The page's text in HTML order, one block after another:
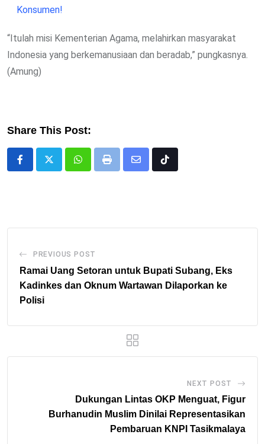
Konsumen!
“Itulah misi Kementerian Agama, melahirkan masyarakat
Indonesia yang berkemanusiaan dan beradab,” pungkasnya.
(Amung)
Share This Post:
WhatsappPrint
Share
Tiktok
PREVIOUS POST
Ramai Uang Setoran untuk Bupati Subang, Eks
Kadinkes dan Oknum Wartawan Dilaporkan ke
Polisi
NEXT POST
Dukungan Lintas OKP Menguat, Figur
Burhanudin Muslim Dinilai Representasikan
Pembaruan KNPI Tasikmalaya